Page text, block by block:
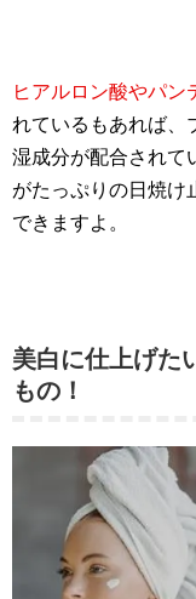
ヒアルロン酸やパン
れているもあれば、
湿成分が配合されて
がたっぷりの日焼け
できますよ。
美白に仕上げた
もの！